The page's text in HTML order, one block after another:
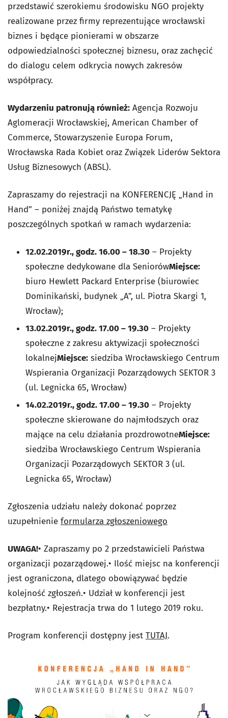
przedstawić szerokiemu środowisku NGO projekty
realizowane przez firmy reprezentujące wrocławski
biznes i będące pionierami w obszarze
odpowiedzialności społecznej biznesu, oraz zachęcić
do dialogu celem odkrycia nowych zakresów
współpracy.
Wydarzeniu patronują również: Agencja Rozwoju
Aglomeracji Wrocławskiej, American Chamber of
Commerce, Stowarzyszenie Europa Forum,
Wrocławska Rada Kobiet oraz Związek Liderów Sektora
Usług Biznesowych (ABSL).
Zapraszamy do rejestracji na KONFERENCJĘ „Hand in
Hand” – poniżej znajdą Państwo tematykę
poszczególnych spotkań w ramach wydarzenia:
12.02.2019r., godz. 16.00 – 18.30 – Projekty
społeczne dedykowane dla SeniorówMiejsce:
biuro Hewlett Packard Enterprise (biurowiec
Dominikański, budynek „A”, ul. Piotra Skargi 1,
Wrocław);
13.02.2019r., godz. 17.00 – 19.30 – Projekty
społeczne z zakresu aktywizacji społeczności
lokalnejMiejsce: siedziba Wrocławskiego Centrum
Wspierania Organizacji Pozarządowych SEKTOR 3
(ul. Legnicka 65, Wrocław)
14.02.2019r., godz. 17.00 – 19.30 – Projekty
społeczne skierowane do najmłodszych oraz
mające na celu działania prozdrowotneMiejsce:
siedziba Wrocławskiego Centrum Wspierania
Organizacji Pozarządowych SEKTOR 3 (ul.
Legnicka 65, Wrocław)
Zgłoszenia udziału należy dokonać poprzez
uzupełnienie formularza zgłoszeniowego
UWAGA!• Zapraszamy po 2 przedstawicieli Państwa
organizacji pozarządowej.• Ilość miejsc na konferencji
jest ograniczona, dlatego obowiązywać będzie
kolejność zgłoszeń.• Udział w konferencji jest
bezpłatny.• Rejestracja trwa do 1 lutego 2019 roku.
Program konferencji dostępny jest TUTAJ.